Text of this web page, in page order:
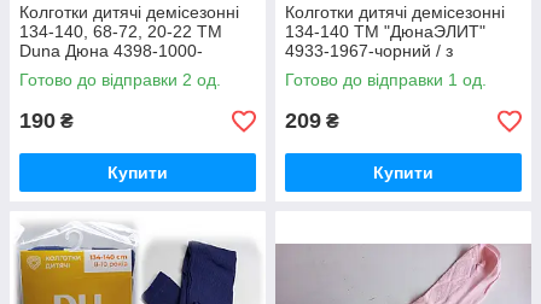
Колготки дитячі демісезонні
134-140, 68-72, 20-22 ТМ
Duna Дюна 4398-1000-
чорний / весна-осінь
Готово до відправки 2 од.
190 ₴
Купити
Колготки дитячі демісезонні
134-140 ТМ "ДюнаЭЛИТ"
4933-1967-чорний / з
імітацією панчіх / весна-осінь
Готово до відправки 1 од.
209 ₴
Купити